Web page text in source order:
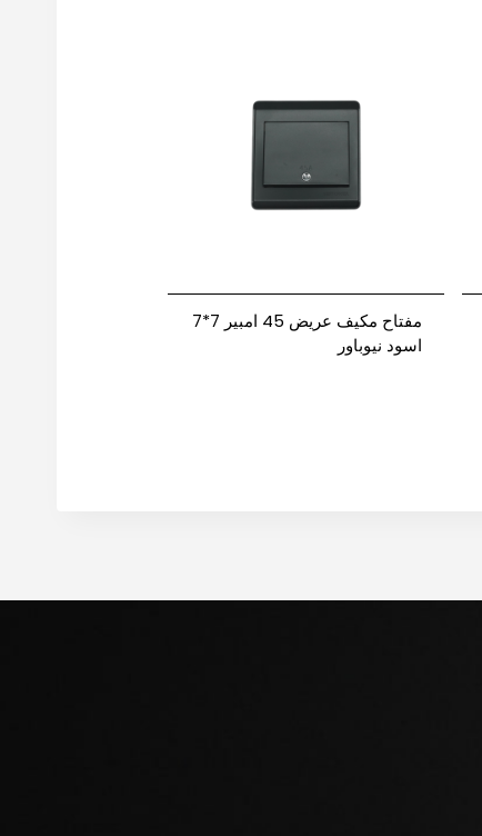
مفتاح مكيف عريض 45 امبير 7*7
اسود نيوباور